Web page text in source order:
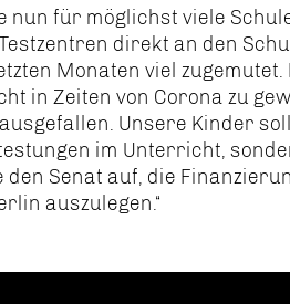
nun für möglichst viele
direkt an den
Monaten viel
in Zeiten von Corona zu
Unsere Kinder
im Unterricht,
Senat auf, die
auszulegen.“